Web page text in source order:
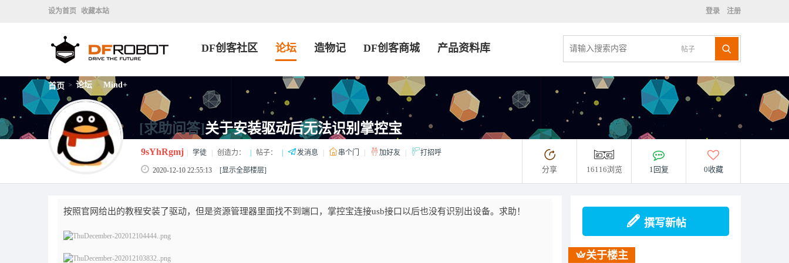
设为首页 收藏本站 登录 注册
帖子
DF创客社区 论坛 造物记 DF创客商城 产品资料库
首页 > 论坛 > Mind+
[求助问答]关于安装驱动后无法识别掌控宝
9sYhRgmj 学徒 创造力： 帖子： 发消息 串个门 加好友 打招呼
2020-12-10 22:55:13 [显示全部楼层] 分享 16116浏览 1回复 0收藏
按照官网给出的教程安装了驱动，但是资源管理器里面找不到端口，掌控宝连接usb接口以后也没有识别出设备。求助！
撰写新帖
关于楼主